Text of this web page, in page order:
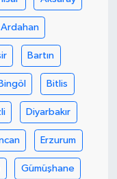
Ardahan
Bartın
Bingöl Bitlis
Diyarbakır
Erzurum
Gümüşhane